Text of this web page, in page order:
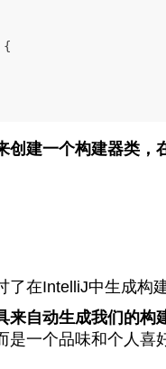
{
创建一个构建器类，
了在IntelliJ中生成构
来自动生成我们的构
是一个品味和个人喜